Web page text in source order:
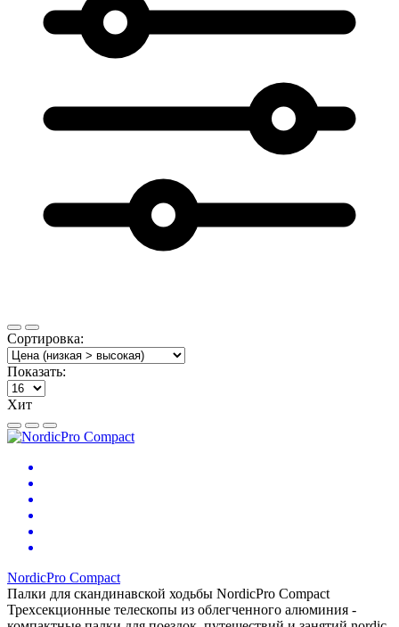
Сортировка:
Показать:
Хит
NordicPro Compact
Палки для скандинавской ходьбы NordicPro Compact
Трехсекционные телескопы из облегченного алюминия -